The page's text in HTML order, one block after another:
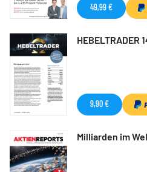
49,99 €
HEBELTRADER
9,90 €
Milliarden im